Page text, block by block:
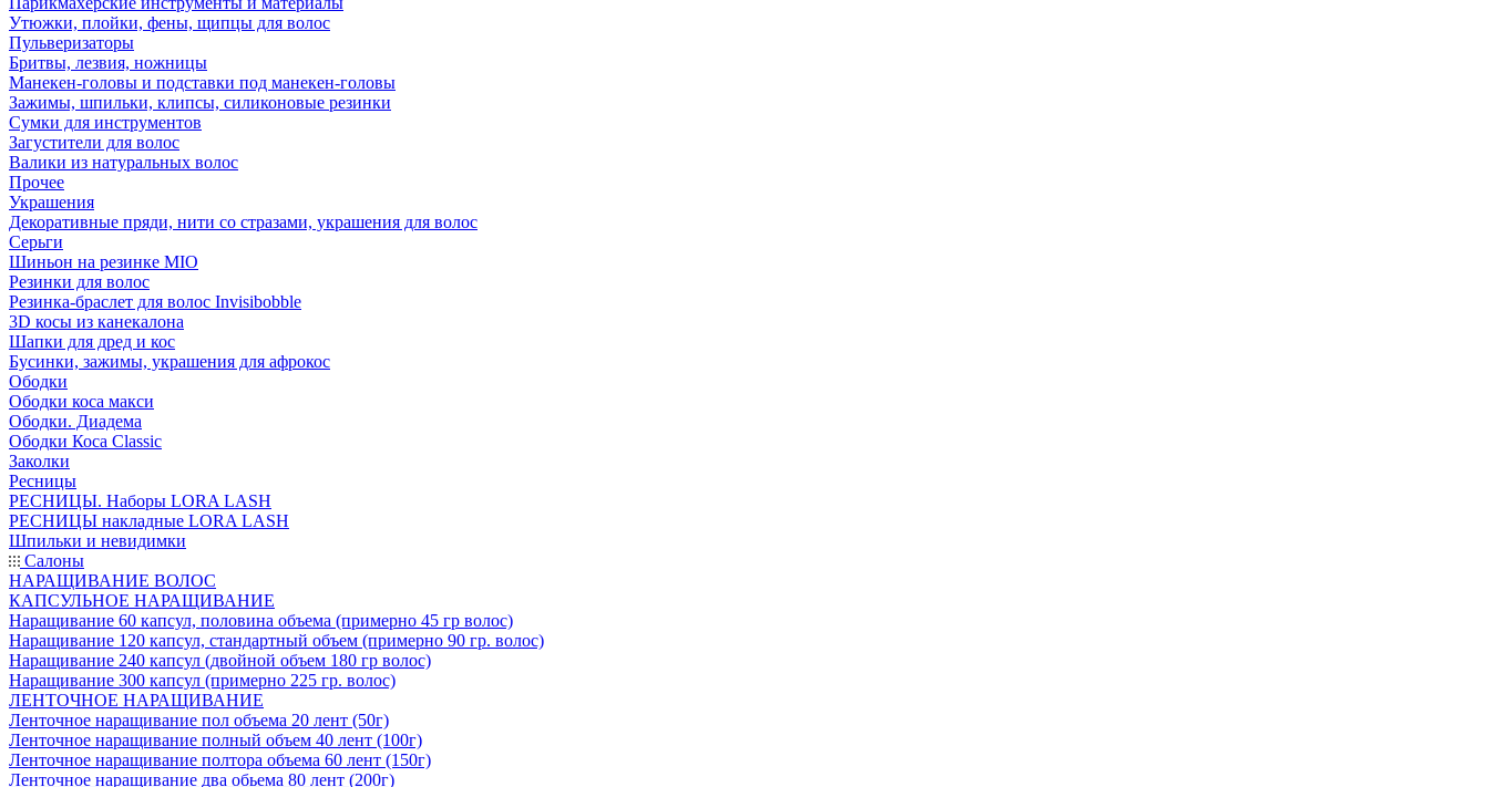
Утюжки, плойки, фены, щипцы для волос
Пульверизаторы
Бритвы, лезвия, ножницы
Манекен-головы и подставки под манекен-головы
Зажимы, шпильки, клипсы, силиконовые резинки
Сумки для инструментов
Загустители для волос
Валики из натуральных волос
Прочее
Украшения
Декоративные пряди, нити со стразами, украшения для волос
Серьги
Шиньон на резинке MIO
Резинки для волос
Резинка-браслет для волос Invisibobble
3D косы из канекалона
Шапки для дред и кос
Бусинки, зажимы, украшения для афрокос
Ободки
Ободки коса макси
Ободки. Диадема
Ободки Коса Classic
Заколки
Ресницы
РЕСНИЦЫ. Наборы LORA LASH
РЕСНИЦЫ накладные LORA LASH
Шпильки и невидимки
Салоны
НАРАЩИВАНИЕ ВОЛОС
КАПСУЛЬНОЕ НАРАЩИВАНИЕ
Наращивание 60 капсул, половина объема (примерно 45 гр волос)
Наращивание 120 капсул, стандартный объем (примерно 90 гр. волос)
Наращивание 240 капсул (двойной объем 180 гр волос)
Наращивание 300 капсул (примерно 225 гр. волос)
ЛЕНТОЧНОЕ НАРАЩИВАНИЕ
Ленточное наращивание пол объема 20 лент (50г)
Ленточное наращивание полный объем 40 лент (100г)
Ленточное наращивание полтора объема 60 лент (150г)
Ленточное наращивание два обьема 80 лент (200г)